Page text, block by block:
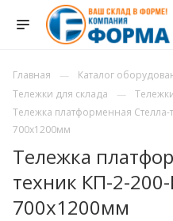
Главная
Каталог
Тележки для склада
Тележка платформенная Стелла-
700х1200мм
Тележка
техник КП-2-200-
700х1200мм